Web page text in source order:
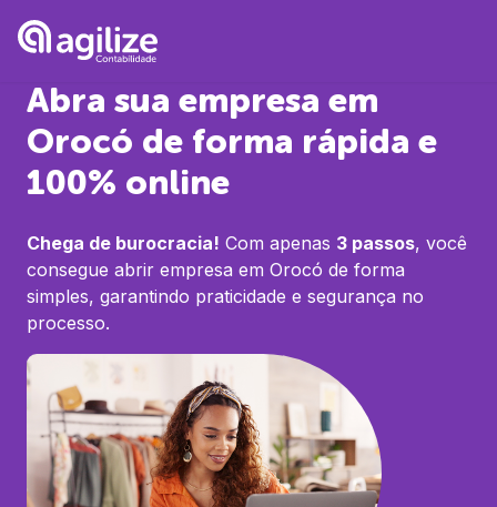
Abra sua empresa em
Orocó de forma rápida e
100% online
Chega de burocracia! Com apenas 3 passos, você
consegue abrir empresa em Orocó de forma
simples, garantindo praticidade e segurança no
processo.